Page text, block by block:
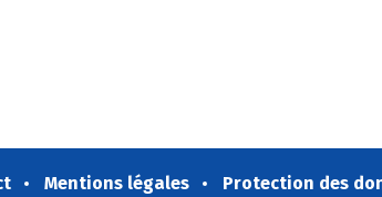
Mentions légales Protection des